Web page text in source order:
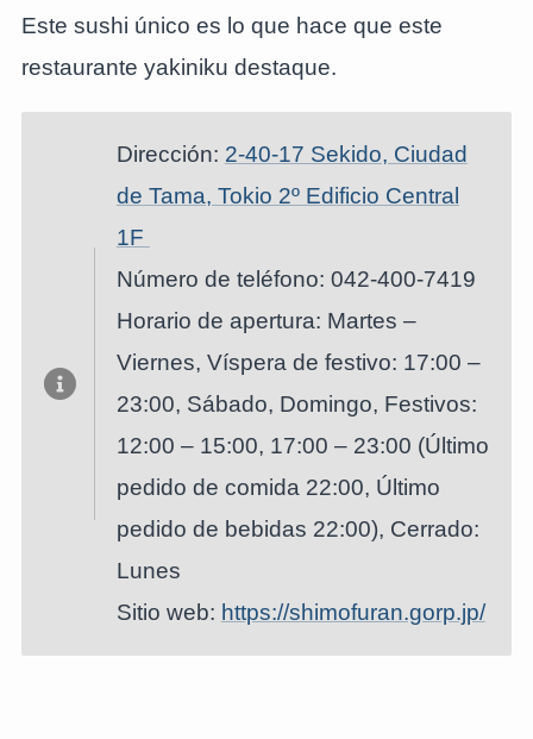
Este sushi único es lo que hace que este
restaurante yakiniku destaque.
Dirección: 2-40-17 Sekido, Ciudad
de Tama, Tokio 2º Edificio Central
1F
Número de teléfono: 042-400-7419
Horario de apertura: Martes –
Viernes, Víspera de festivo: 17:00 –
23:00, Sábado, Domingo, Festivos:
12:00 – 15:00, 17:00 – 23:00 (Último
pedido de comida 22:00, Último
pedido de bebidas 22:00), Cerrado:
Lunes
Sitio web: https://shimofuran.gorp.jp/